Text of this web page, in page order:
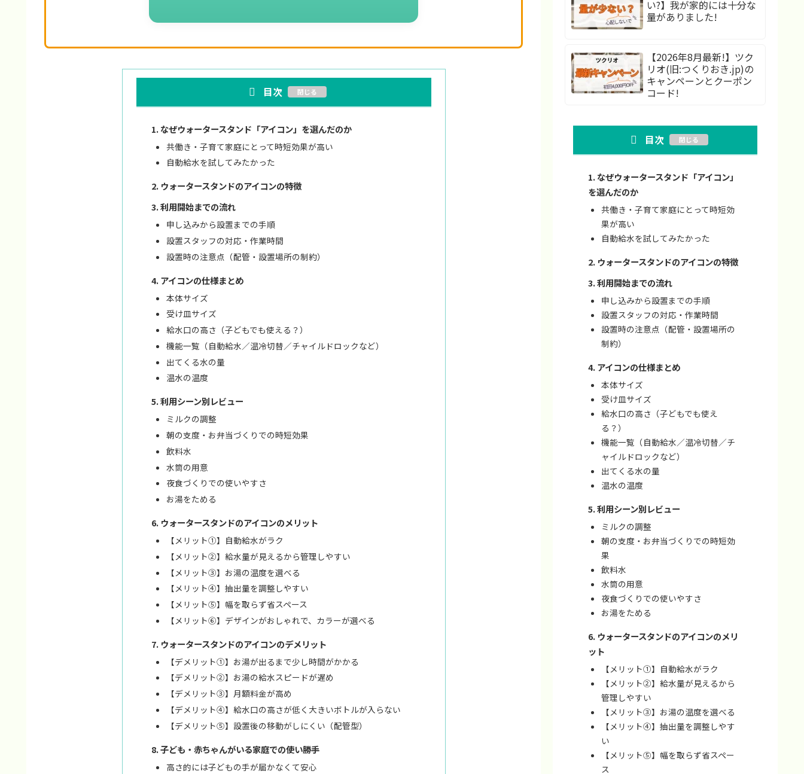
目次
なぜウォータースタンド「アイコン」を選んだのか
共働き・子育て家庭にとって時短効果が高い
自動給水を試してみたかった
ウォータースタンドのアイコンの特徴
利用開始までの流れ
申し込みから設置までの手順
設置スタッフの対応・作業時間
設置時の注意点（配管・設置場所の制約）
アイコンの仕様まとめ
本体サイズ
受け皿サイズ
給水口の高さ（子どもでも使える？）
機能一覧（自動給水／温冷切替／チャイルドロックなど）
出てくる水の量
温水の温度
利用シーン別レビュー
ミルクの調整
朝の支度・お弁当づくりでの時短効果
飲料水
水筒の用意
夜食づくりでの使いやすさ
お湯をためる
ウォータースタンドのアイコンのメリット
【メリット①】自動給水がラク
【メリット②】給水量が見えるから管理しやすい
【メリット③】お湯の温度を選べる
【メリット④】抽出量を調整しやすい
【メリット⑤】幅を取らず省スペース
【メリット⑥】デザインがおしゃれで、カラーが選べる
ウォータースタンドのアイコンのデメリット
【デメリット①】お湯が出るまで少し時間がかかる
【デメリット②】お湯の給水スピードが遅め
【デメリット③】月額料金が高め
【デメリット④】給水口の高さが低く大きいボトルが入らない
【デメリット⑤】設置後の移動がしにくい（配管型）
子ども・赤ちゃんがいる家庭での使い勝手
高さ的には子どもの手が届かなくて安心
い?】我が家的には十分な
量がありました!
【2026年8月最新!】ツク
リオ(旧:つくりおき.jp)の
キャンペーンとクーポン
コード!
目次
なぜウォータースタンド「アイコン」
を選んだのか
共働き・子育て家庭にとって時短効
果が高い
自動給水を試してみたかった
ウォータースタンドのアイコンの特徴
利用開始までの流れ
申し込みから設置までの手順
設置スタッフの対応・作業時間
設置時の注意点（配管・設置場所の
制約）
アイコンの仕様まとめ
本体サイズ
受け皿サイズ
給水口の高さ（子どもでも使え
る？）
機能一覧（自動給水／温冷切替／チ
ャイルドロックなど）
出てくる水の量
温水の温度
利用シーン別レビュー
ミルクの調整
朝の支度・お弁当づくりでの時短効
果
飲料水
水筒の用意
夜食づくりでの使いやすさ
お湯をためる
ウォータースタンドのアイコンのメリ
ット
【メリット①】自動給水がラク
【メリット②】給水量が見えるから
管理しやすい
【メリット③】お湯の温度を選べる
【メリット④】抽出量を調整しやす
い
【メリット⑤】幅を取らず省スペー
ス